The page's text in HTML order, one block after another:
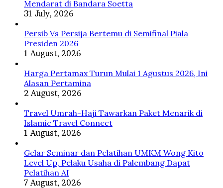
Mendarat di Bandara Soetta
31 July, 2026
Persib Vs Persija Bertemu di Semifinal Piala
Presiden 2026
1 August, 2026
Harga Pertamax Turun Mulai 1 Agustus 2026, Ini
Alasan Pertamina
2 August, 2026
Travel Umrah-Haji Tawarkan Paket Menarik di
Islamic Travel Connect
1 August, 2026
Gelar Seminar dan Pelatihan UMKM Wong Kito
Level Up, Pelaku Usaha di Palembang Dapat
Pelatihan AI
7 August, 2026